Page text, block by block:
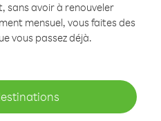
sans avoir à renouveler
mensuel, vous faites des
vous passez déjà.